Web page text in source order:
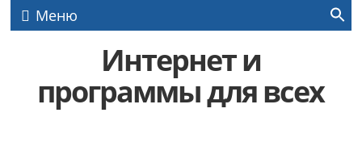
Меню
Интернет и
программы для всех